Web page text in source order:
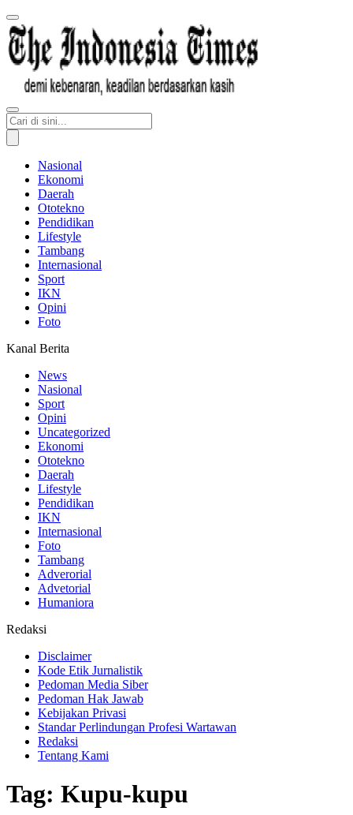
Nasional
Ekonomi
Daerah
Ototekno
Pendidikan
Lifestyle
Tambang
Internasional
Sport
IKN
Opini
Foto
Kanal Berita
News
Nasional
Sport
Opini
Uncategorized
Ekonomi
Ototekno
Daerah
Lifestyle
Pendidikan
IKN
Internasional
Foto
Tambang
Adverorial
Advetorial
Humaniora
Redaksi
Disclaimer
Kode Etik Jurnalistik
Pedoman Media Siber
Pedoman Hak Jawab
Kebijakan Privasi
Standar Perlindungan Profesi Wartawan
Redaksi
Tentang Kami
Tag: Kupu-kupu